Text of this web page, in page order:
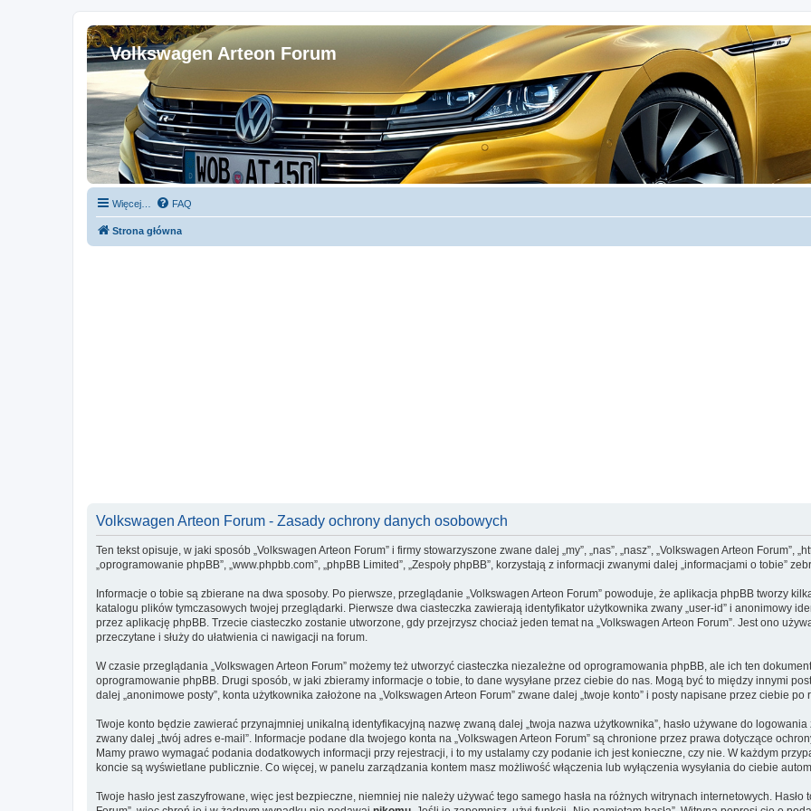
Volkswagen Arteon Forum
Więcej… FAQ
Strona główna
Volkswagen Arteon Forum - Zasady ochrony danych osobowych
Ten tekst opisuje, w jaki sposób „Volkswagen Arteon Forum” i firmy stowarzyszone zwane dalej „my”, „nas”, „nasz”, „Volkswagen Arteon Forum”,
„oprogramowanie phpBB”, „www.phpbb.com”, „phpBB Limited”, „Zespoły phpBB”, korzystają z informacji zwanymi dalej „informacjami o tobie”
Informacje o tobie są zbierane na dwa sposoby. Po pierwsze, przeglądanie „Volkswagen Arteon Forum” powoduje, że aplikacja phpBB tworzy
katalogu plików tymczasowych twojej przeglądarki. Pierwsze dwa ciasteczka zawierają identyfikator użytkownika zwany „user-id” i anonimowy
przez aplikację phpBB. Trzecie ciasteczko zostanie utworzone, gdy przejrzysz chociaż jeden temat na „Volkswagen Arteon Forum”. Jest ono
przeczytane i służy do ułatwienia ci nawigacji na forum.
W czasie przeglądania „Volkswagen Arteon Forum” możemy też utworzyć ciasteczka niezależne od oprogramowania phpBB, ale ich ten
oprogramowanie phpBB. Drugi sposób, w jaki zbieramy informacje o tobie, to dane wysyłane przez ciebie do nas. Mogą być to między innymi
dalej „anonimowe posty”, konta użytkownika założone na „Volkswagen Arteon Forum” zwane dalej „twoje konto” i posty napisane przez ciebie
Twoje konto będzie zawierać przynajmniej unikalną identyfikacyjną nazwę zwaną dalej „twoja nazwa użytkownika”, hasło używane do logowania
zwany dalej „twój adres e-mail”. Informacje podane dla twojego konta na „Volkswagen Arteon Forum” są chronione przez prawa dotyczące
Mamy prawo wymagać podania dodatkowych informacji przy rejestracji, i to my ustalamy czy podanie ich jest konieczne, czy nie. W każdym
koncie są wyświetlane publicznie. Co więcej, w panelu zarządzania kontem masz możliwość włączenia lub wyłączenia wysyłania do ciebie
Twoje hasło jest zaszyfrowane, więc jest bezpieczne, niemniej nie należy używać tego samego hasła na różnych witrynach internetowych.